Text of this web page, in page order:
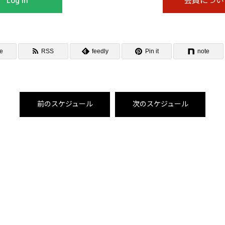
RSS feedly Pin it note
前のスケジュール 次のスケジュール